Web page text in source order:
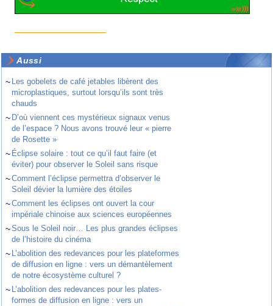
Aussi
~ Les gobelets de café jetables libèrent des
microplastiques, surtout lorsqu’ils sont très
chauds
~ D’où viennent ces mystérieux signaux venus
de l’espace ? Nous avons trouvé leur « pierre
de Rosette »
~ Éclipse solaire : tout ce qu’il faut faire (et
éviter) pour observer le Soleil sans risque
~Comment l’éclipse permettra d’observer le
Soleil dévier la lumière des étoiles
~Comment les éclipses ont ouvert la cour
impériale chinoise aux sciences européennes
~Sous le Soleil noir… Les plus grandes éclipses
de l’histoire du cinéma
~ L’abolition des redevances pour les plateformes
de diffusion en ligne : vers un démantèlement
de notre écosystème culturel ?
~ L’abolition des redevances pour les plates-
formes de diffusion en ligne : vers un